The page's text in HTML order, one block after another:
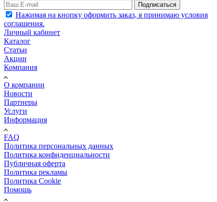
Подписаться
Нажимая на кнопку оформить заказ, я принимаю условия
соглашения.
Личный кабинет
Каталог
Статьи
Акции
Компания
О компании
Новости
Партнеры
Услуги
Информация
FAQ
Политика персональных данных
Политика конфиденциальности
Публичная оферта
Политика рекламы
Политика Cookie
Помощь